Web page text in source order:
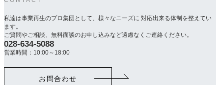
私達は事業再生のプロ集団として、様々なニーズに 対応出来る体制を整えてい
ます。
ご質問やご相談、無料面談のお申し込みなど遠慮なくご連絡ください。
カ
ラ
028-634-5088
営業時間：10:00～18:00
お問合わせ